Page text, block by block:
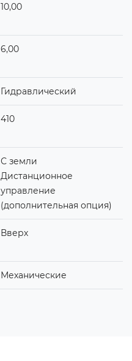
10,00
6,00
Гидравлический
410
С земли
Дистанционное
управление
(дополнительная опция)
Вверх
Механические